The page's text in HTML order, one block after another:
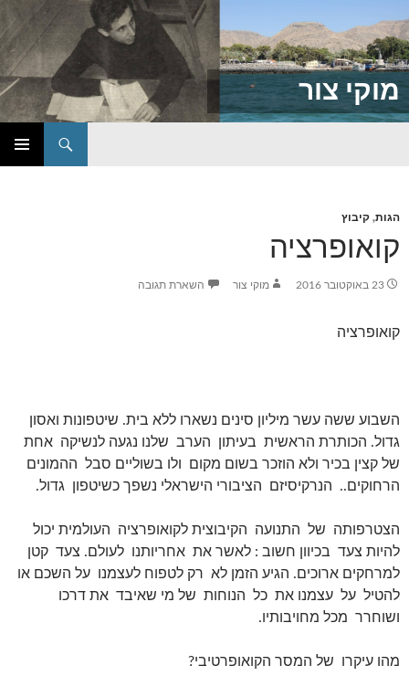
מוקי צור
הגות, קיבוץ
קואופרציה
23 באוקטובר 2016 מוקי צור השארת תגובה
קואופרציה
השבוע ששה עשר מיליון סינים נשארו ללא בית. שיטפונות ואסון
גדול. הכותרת הראשית בעיתון הערב שלנו נגעה לנשיקה אחת
של קצין בכיר ולא הוזכר בשום מקום ולו בשוליים סבל ההמונים
הרחוקים.. הנרקיסיזם הציבורי הישראלי נשפך כשיטפון גדול.
הצטרפותה של התנועה הקיבוצית לקואופרציה העולמית יכול
להיות צעד בכיוון חשוב : לאשר את אחריותנו לעולם. צעד קטן
למרחקים ארוכים. הגיע הזמן לא רק לטפוח לעצמנו על השכם או
להטיל על עצמנו את כל הנוחות של מי שאיבד את דרכו
ושוחרר מכל מחויבותיו.
מהו עיקרו של המסר הקואופרטיבי?